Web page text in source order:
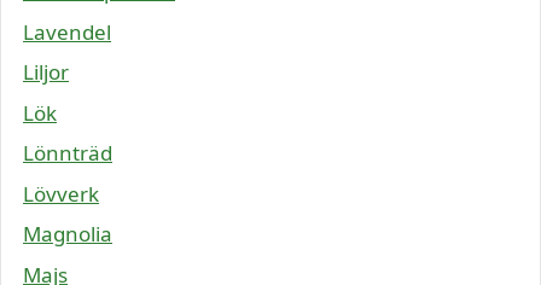
Lavendel
Liljor
Lök
Lönnträd
Lövverk
Magnolia
Majs